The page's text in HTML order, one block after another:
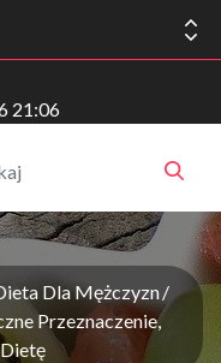
21:06
Dla Mężczyzn
Przeznaczenie,